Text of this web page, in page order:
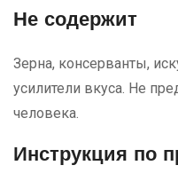
Не содержит
Зерна, консерванты,
усилители вкуса. Не
человека.
Инструкция по